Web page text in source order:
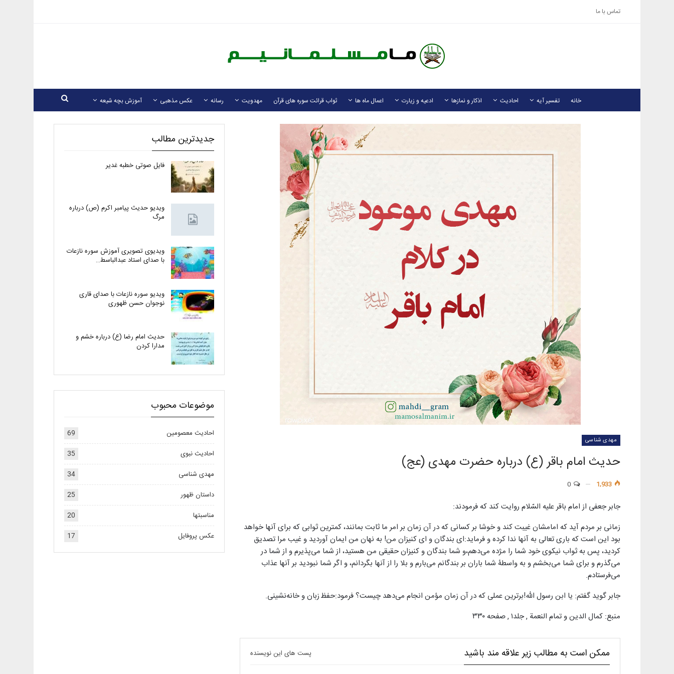
تماس با ما
خانه تفسیر آیه احادیث اذکار و نمازها ادعیه و زیارت اعمال ماه ها ثواب قرائت سوره های قرآن مهدویت رسانه عکس مذهبی آموزش بچه شیعه
مهدی شناسی
حدیث امام باقر (ع) درباره حضرت مهدی (عج)
جابر جعفی از امام باقر عليه السّلام روايت كند كه فرمودند:
زمانى بر مردم آيد كه امامشان غيبت كند و خوشا بر كسانى كه در آن زمان بر امر ما ثابت بمانند، كمترين ثوابى كه براى آنها خواهد
بود اين است كه بارى تعالى به آنها ندا كرده و فرمايد:اى بندگان و اى كنيزان من! به نهان من ايمان آورديد و غيب مرا تصديق
كرديد، پس به ثواب نيكوى خود شما را مژده مى‌دهم،و شما بندگان و كنيزان حقيقى من هستيد، از شما مى‌پذيرم و از شما در
مى‌گذرم و براى شما مى‌بخشم و به واسطۀ شما باران بر بندگانم مى‌بارم و بلا را از آنها بگردانم، و اگر شما نبوديد بر آنها عذاب
مى‌فرستادم.
جابر گويد گفتم: يا ابن رسول اللّٰه!برترين عملى كه در آن زمان مؤمن انجام مى‌دهد چيست‌؟ فرمود:حفظ‍‌ زبان و خانه‌نشينى.
منبع: کمال الدين و تمام النعمة , جلد۱ , صفحه ۳۳۰
ممکن است به مطالب زیر علاقه مند باشید پست های این نویسنده
جدیدترین مطالب
فایل صوتی خطبه غدیر
ویدیو حدیث پیامبر اکرم (ص) درباره
مرگ
ویدیوی تصویری آموزش سوره نازعات
با صدای استاد عبدالباسط…
ویدیو سوره نازعات با صدای قاری
نوجوان حسن ظهوری
حدیث امام رضا (ع) درباره خشم و
مدارا کردن
موضوعات محبوب
احادیث معصومین
69
احادیث نبوی
35
مهدی شناسی
34
داستان ظهور
25
مناسبتها
20
عکس پروفایل
17